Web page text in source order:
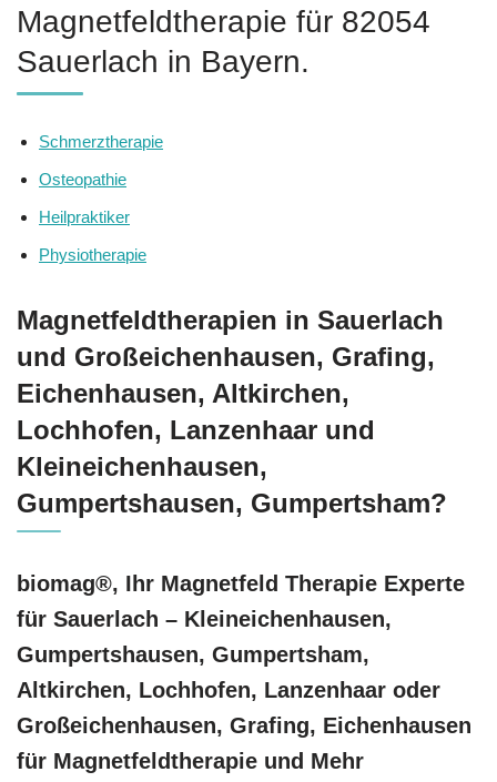
Magnetfeldtherapie für 82054
Sauerlach in Bayern.
Schmerztherapie
Osteopathie
Heilpraktiker
Physiotherapie
Magnetfeldtherapien in Sauerlach
und Großeichenhausen, Grafing,
Eichenhausen, Altkirchen,
Lochhofen, Lanzenhaar und
Kleineichenhausen,
Gumpertshausen, Gumpertsham?
biomag®, Ihr Magnetfeld Therapie Experte
für Sauerlach – Kleineichenhausen,
Gumpertshausen, Gumpertsham,
Altkirchen, Lochhofen, Lanzenhaar oder
Großeichenhausen, Grafing, Eichenhausen
für Magnetfeldtherapie und Mehr